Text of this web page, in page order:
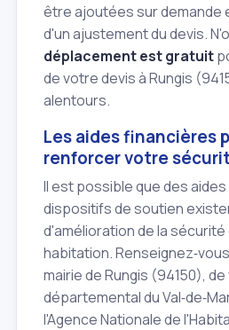
être ajoutées sur demande
d'un ajustement du devis.
déplacement est gratuit
de votre devis à Rungis
alentours.
Les aides financières
renforcer votre
Il est possible que des
dispositifs de soutien
d'amélioration de la
habitation.
mairie de Rungis (94150),
départemental du
l'Agence Nationale de